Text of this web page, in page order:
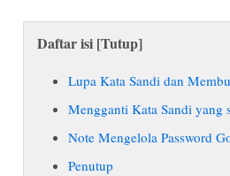
Daftar isi [Tutup]
Lupa Kata Sandi dan
Mengganti Kata Sandi yang
Note Mengelola Password
Penutup